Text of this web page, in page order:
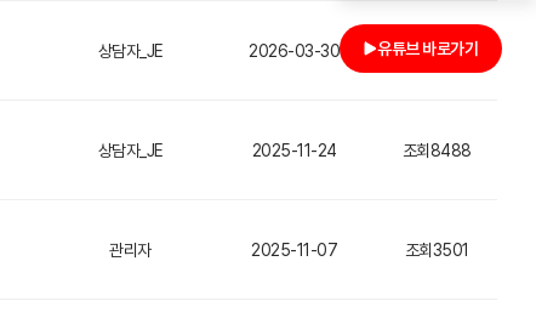
상담자_JE 2026-03-30 조회5162
상담자_JE 2025-11-24 조회8488
관리자 2025-11-07 조회3501
유튜브 바로가기